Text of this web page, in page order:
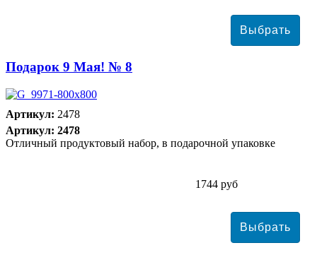
Подарок 9 Мая! № 8
Артикул: 2478
Артикул: 2478
Отличный продуктовый набор, в подарочной упаковке
1744 руб